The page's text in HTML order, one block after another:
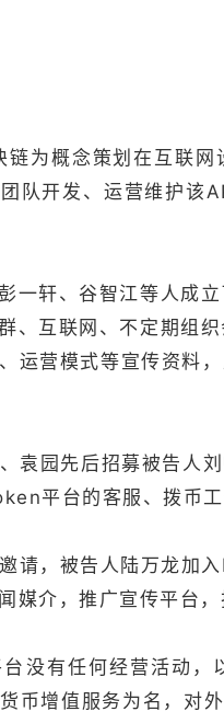
链为概念策划在互联
队开发、运营维护该
一轩、谷智江等人
、互联网、不定期组
运营模式等宣传资料
袁园先后招募被告人
平台的客服、拨币工
请，被告人陆万龙加
媒介，推广宣传平台，
没有任何经营活动，
币增值服务为名，对